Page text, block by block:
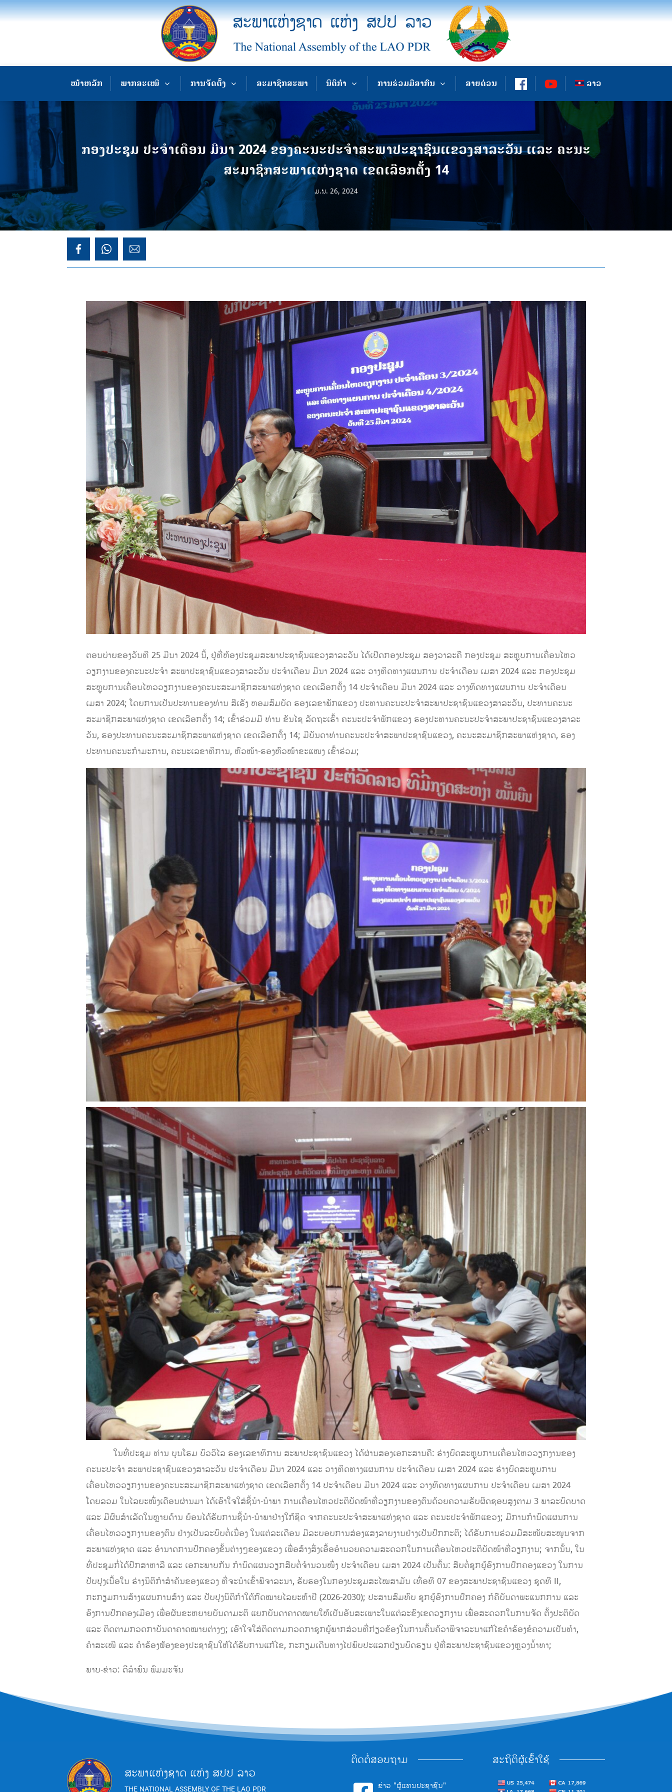
ໜ້າຫລັກ ພາກສະເໜີ ການຈັດຕັ້ງ ສະມາຊິກສະພາ ນິຕິກຳ ການຮ່ວມມືສາກົນ ສາຍດ່ວນ ລາວ
ກອງປະຊຸມ ປະຈໍາເດືອນ ມີນາ 2024 ຂອງຄະນະປະຈໍາສະພາປະຊາຊົນແຂວງສາລະວັນ ແລະ ຄະນະ
ສະມາຊິກສະພາແຫ່ງຊາດ ເຂດເລືອກຕັ້ງ 14
ມ.ນ. 26, 2024
ຕອນບ່າຍຂອງວັນທີ 25 ມີນາ 2024 ນີ້, ຢູ່ທີ່ຫ້ອງປະຊຸມສະພາປະຊາຊົນແຂວງສາລະວັນ ໄດ້ເປີດກອງປະຊຸມ ສອງວາລະຄື ກອງປະຊຸມ ສະຫຼຸບການເຄື່ອນໄຫວ
ວຽກງານຂອງຄະນະປະຈໍາ ສະພາປະຊາຊົນແຂວງສາລະວັນ ປະຈໍາເດືອນ ມີນາ 2024 ແລະ ວາງທິດທາງແຜນການ ປະຈໍາເດືອນ ເມສາ 2024 ແລະ ກອງປະຊຸມ
ສະຫຼຸບການເຄື່ອນໄຫວວຽກງານຂອງຄະນະສະມາຊິກສະພາແຫ່ງຊາດ ເຂດເລືອກຕັ້ງ 14 ປະຈໍາເດືອນ ມີນາ 2024 ແລະ ວາງທິດທາງແຜນການ ປະຈໍາເດືອນ
ເມສາ 2024; ໂດຍການເປັນປະທານຂອງທ່ານ ສີເຮັງ ຫອມສົມບັດ ຮອງເລຂາພັກແຂວງ ປະທານຄະນະປະຈໍາສະພາປະຊາຊົນແຂວງສາລະວັນ, ປະທານຄະນະ
ສະມາຊິກສະພາແຫ່ງຊາດ ເຂດເລືອກຕັ້ງ 14; ເຂົ້າຮ່ວມມີ ທ່ານ ຂັນໄຊ ລັດຖະເຮົ້າ ຄະນະປະຈໍາພັກແຂວງ ຮອງປະທານຄະນະປະຈໍາສະພາປະຊາຊົນແຂວງສາລະ
ວັນ, ຮອງປະທານຄະນະສະມາຊິກສະພາແຫ່ງຊາດ ເຂດເລືອກຕັ້ງ 14; ມີບັນດາທ່ານຄະນະປະຈໍາສະພາປະຊາຊົນແຂວງ, ຄະນະສະມາຊິກສະພາແຫ່ງຊາດ, ຮອງ
ປະທານຄະນະກຳມະການ, ຄະນະເລຂາທິການ, ຫົວໜ້າ-ຮອງຫົວໜ້າຂະແໜງ ເຂົ້າຮ່ວມ;
ໃນທີ່ປະຊຸມ ທ່ານ ບຸນໂຮມ ບົວວິໄລ ຮອງເລຂາທິການ ສະພາປະຊາຊົນແຂວງ ໄດ້ຜ່ານສອງເອກະສານຄື: ຮ່າງບົດສະຫຼຸບການເຄື່ອນໄຫວວຽກງານຂອງ
ຄະນະປະຈໍາ ສະພາປະຊາຊົນແຂວງສາລະວັນ ປະຈໍາເດືອນ ມີນາ 2024 ແລະ ວາງທິດທາງແຜນການ ປະຈໍາເດືອນ ເມສາ 2024 ແລະ ຮ່າງບົດສະຫຼຸບການ
ເຄື່ອນໄຫວວຽກງານຂອງຄະນະສະມາຊິກສະພາແຫ່ງຊາດ ເຂດເລືອກຕັ້ງ 14 ປະຈໍາເດືອນ ມີນາ 2024 ແລະ ວາງທິດທາງແຜນການ ປະຈໍາເດືອນ ເມສາ 2024
ໂດຍລວມ ໃນໄລຍະໜຶ່ງເດືອນຜ່ານມາ ໄດ້ເອົາໃຈໃສ່ຊີ້ນໍາ-ນໍາພາ ການເຄື່ອນໄຫວປະຕິບັດໜ້າທີ່ວຽກງານຂອງຕົນດ້ວຍຄວາມຮັບຜິດຊອບສູງຕາມ 3 ພາລະບົດບາດ
ແລະ ມີຜົນສຳເລັດໃນຫຼາຍດ້ານ ຍ້ອນໄດ້ຮັບການຊີ້ນໍາ-ນໍາພາຢ່າງໃກ້ຊິດ ຈາກຄະນະປະຈໍາສະພາແຫ່ງຊາດ ແລະ ຄະນະປະຈໍາພັກແຂວງ; ມີການກໍານົດແຜນການ
ເຄື່ອນໄຫວວຽກງານຂອງຕົນ ຢ່າງເປັນລະບົບຕໍ່ເນື່ອງ ໃນແຕ່ລະເດືອນ ມີລະບອບການສ່ອງແສງລາຍງານຢ່າງເປັນປົກກະຕິ; ໄດ້ຮັບການຮ່ວມມືສະໜັບສະໜູນຈາກ
ສະພາແຫ່ງຊາດ ແລະ ອໍານາດການປົກຄອງຂັ້ນຕ່າງໆຂອງແຂວງ ເພື່ອສ້າງສິ່ງເອື້ອອໍານວຍຄວາມສະດວກໃນການເຄື່ອນໄຫວປະຕິບັດໜ້າທີ່ວຽກງານ; ຈາກນັ້ນ, ໃນ
ທີ່ປະຊຸມກໍ່ໄດ້ປຶກສາຫາລື ແລະ ເອກະພາບກັນ ກຳນົດແຜນວຽກສືບຕໍ່ຈຳນວນໜຶ່ງ ປະຈໍາເດືອນ ເມສາ 2024 ເປັນຕົ້ນ: ສືບຕໍ່ຊຸກຍູ້ອົງການປົກຄອງແຂວງ ໃນການ
ປັບປຸງເນື້ອໃນ ຮ່າງນິຕິກໍາສໍາຄັນຂອງແຂວງ ທີ່ຈະນໍາເຂົ້າພີຈາລະນາ, ຮັບຮອງໃນກອງປະຊຸມສະໄໝສາມັນ ເທື່ອທີ 07 ຂອງສະພາປະຊາຊົນແຂວງ ຊຸດທີ II,
ກະກຽມການສ້າງແຜນການສ້າງ ແລະ ປັບປຸງນິຕິກໍາໃຕ້ກົດໝາຍໄລຍະຫ້າປີ (2026-2030); ປະສານສົມທົບ ຊຸກຍູ້ອົງການປົກຄອງ ກໍຄືບັນດາພະແນກການ ແລະ
ອົງການປົກຄອງເມືອງ ເພື່ອຜັນຂະຫຍາຍບັນດາມະຕິ ແຍກບັນດາຄາດໝາຍໃຫ້ເປັນອັນສະເພາະໃນແຕ່ລະຂົງເຂດວຽກງານ ເພື່ອສະດວກໃນການຈັດ ຕັ້ງປະຕິບັດ
ແລະ ຕິດຕາມກວດກາບັນດາຄາດໝາຍຕ່າງໆ; ເອົາໃຈໃສ່ຕິດຕາມກວດກາຊຸກຍູ້ພາກສ່ວນທີ່ກ່ຽວຂ້ອງໃນການຄົ້ນຄ້ວາພິຈາລະນາແກ້ໄຂຄໍາຮ້ອງຂໍຄວາມເປັນທໍາ,
ຄໍາສະເໜີ ແລະ ຄໍາຮ້ອງຟ້ອງຂອງປະຊາຊົນໃຫ້ໄດ້ຮັບການແກ້ໄຂ, ກະກຽມເດີນທາງໄປພົບປະແລກປ່ຽນບົດຮຽນ ຢູ່ທີ່ສະພາປະຊາຊົນແຂວງຫຼວງນ້ຳທາ;
ພາບ-ຂ່າວ: ດີລຳພົນ ພົມມະຈັນ
ສະພາແຫ່ງຊາດ ແຫ່ງ ສປປ ລາວ
THE NATIONAL ASSEMBLY OF THE LAO PDR
ຕິດຕໍ່ສອບຖາມ
ຂ່າວ "ຜູ້ແທນປະຊາຊົນ"
ສະຖິຕິຜູ້ເຂົ້າໃຊ້